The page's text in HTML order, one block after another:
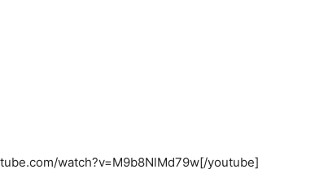
watch?v=M9b8NlMd79w[/youtube]